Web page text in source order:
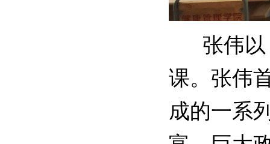
张伟
课。张伟
成的一系